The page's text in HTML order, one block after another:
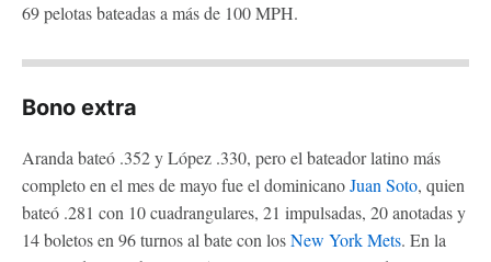
69 pelotas bateadas a más de 100 MPH.
Bono extra
Aranda bateó .352 y López .330, pero el bateador latino más
completo en el mes de mayo fue el dominicanoJuan Soto, quien
bateó .281 con 10 cuadrangulares, 21 impulsadas, 20 anotadas y
14 boletos en 96 turnos al bate con losNew York Mets. En la